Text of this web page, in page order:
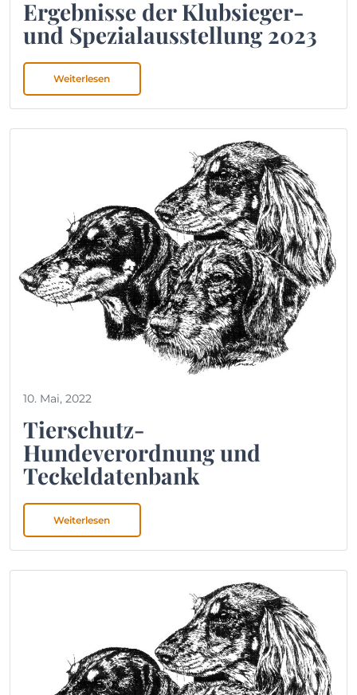
Ergebnisse der Klubsieger-
und Spezialausstellung 2023
Weiterlesen
10. Mai, 2022
Tierschutz-
Hundeverordnung und
Teckeldatenbank
Weiterlesen